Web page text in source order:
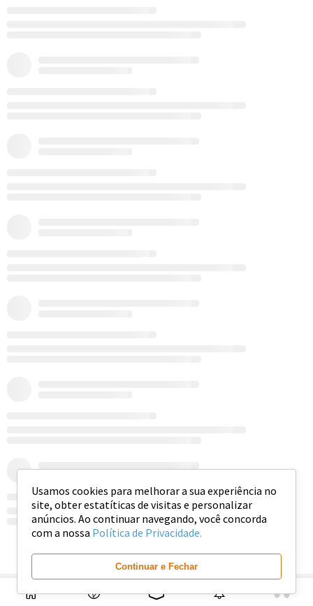
Usamos cookies para melhorar a sua experiência no
site, obter estatíticas de visitas e personalizar
anúncios. Ao continuar navegando, você concorda
com a nossa Política de Privacidade.
Continuar e Fechar